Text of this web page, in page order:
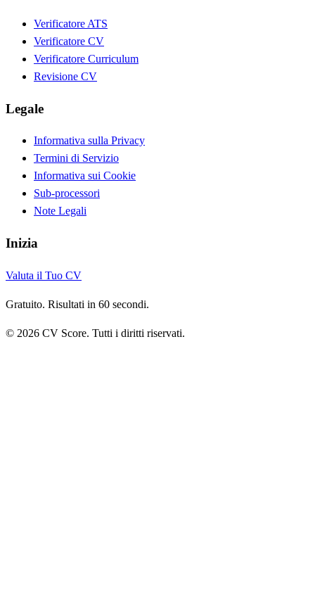
Verificatore ATS
Verificatore CV
Verificatore Curriculum
Revisione CV
Legale
Informativa sulla Privacy
Termini di Servizio
Informativa sui Cookie
Sub-processori
Note Legali
Inizia
Valuta il Tuo CV
Gratuito. Risultati in 60 secondi.
© 2026 CV Score. Tutti i diritti riservati.